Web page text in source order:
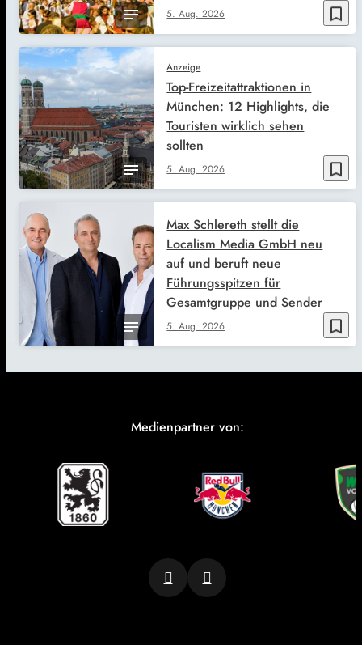
bookmark_border
5. Aug. 2026
bookmark_border
Anzeige
5. Aug. 2026
Top-Freizeitattraktionen in
München: 12 Highlights, die
Touristen wirklich sehen
sollten
bookmark_border
5. Aug. 2026
Max Schlereth stellt die
Localism Media GmbH neu
auf und beruft neue
Führungsspitzen für
Gesamtgruppe und Sender
Medienpartner von: